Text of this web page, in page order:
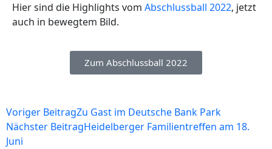
Hier sind die Highlights vom Abschlussball 2022, jetzt
auch in bewegtem Bild.
Zum Abschlussball 2022
Voriger BeitragZu Gast im Deutsche Bank Park
Nächster BeitragHeidelberger Familientreffen am 18.
Juni